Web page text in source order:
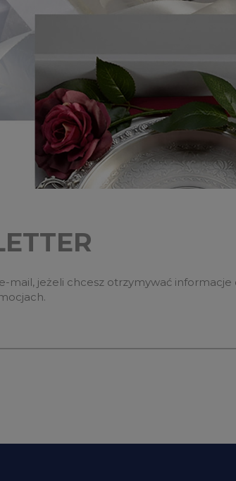
mail, jeżeli chcesz otrzymywać informacje